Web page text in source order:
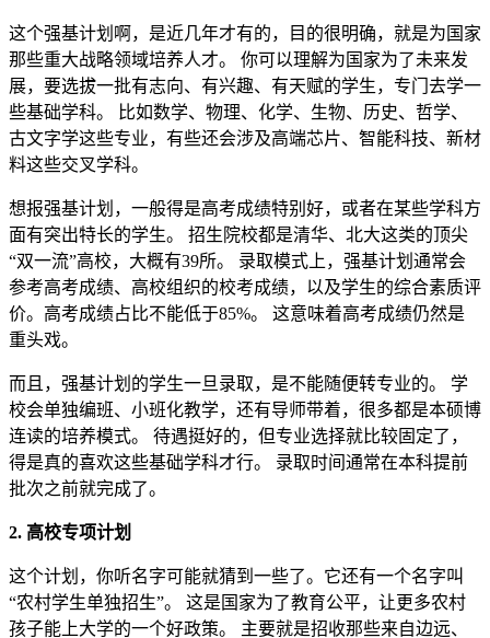
这个强基计划啊，是近几年才有的，目的很明确，就是为国家
那些重大战略领域培养人才。 你可以理解为国家为了未来发
展，要选拔一批有志向、有兴趣、有天赋的学生，专门去学一
些基础学科。 比如数学、物理、化学、生物、历史、哲学、
古文字学这些专业，有些还会涉及高端芯片、智能科技、新材
料这些交叉学科。
想报强基计划，一般得是高考成绩特别好，或者在某些学科方
面有突出特长的学生。 招生院校都是清华、北大这类的顶尖
“双一流”高校，大概有39所。 录取模式上，强基计划通常会
参考高考成绩、高校组织的校考成绩，以及学生的综合素质评
价。高考成绩占比不能低于85%。 这意味着高考成绩仍然是
重头戏。
而且，强基计划的学生一旦录取，是不能随便转专业的。 学
校会单独编班、小班化教学，还有导师带着，很多都是本硕博
连读的培养模式。 待遇挺好的，但专业选择就比较固定了，
得是真的喜欢这些基础学科才行。 录取时间通常在本科提前
批次之前就完成了。
2. 高校专项计划
这个计划，你听名字可能就猜到一些了。它还有一个名字叫
“农村学生单独招生”。 这是国家为了教育公平，让更多农村
孩子能上大学的一个好政策。 主要就是招收那些来自边远、